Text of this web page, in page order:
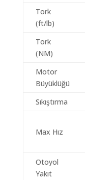
Tork
(ft/lb)
Tork
(NM)
Motor
Büyüklüğü
Sıkıştırma
Max Hız
Otoyol
Yakıt